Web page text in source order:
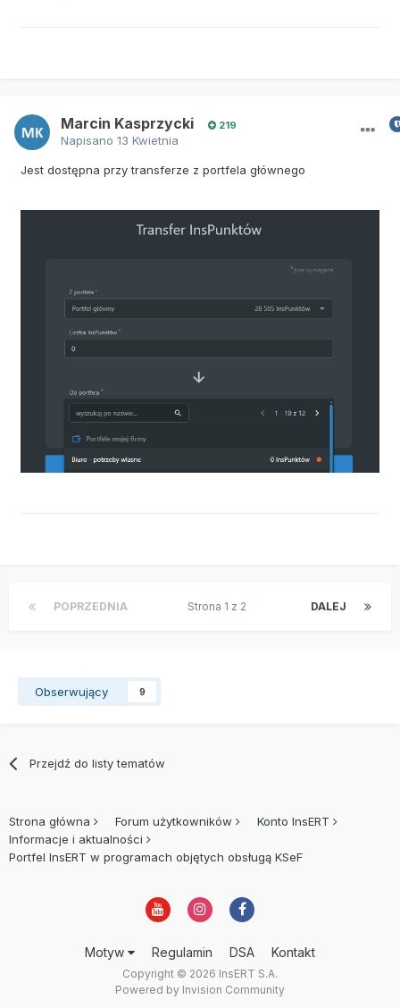
Marcin Kasprzycki 219
Napisano 13 Kwietnia
Jest dostępna przy transferze z portfela głównego
POPRZEDNIA DALEJ
Strona 1 z 2
Obserwujący 9
Przejdź do listy tematów
Strona główna Forum użytkowników
Konto InsERT
Informacje i aktualności
Portfel InsERT w programach objętych obsługą KSeF
Motyw Regulamin DSA Kontakt
Copyright © 2026 InsERT S.A.
Powered by Invision Community